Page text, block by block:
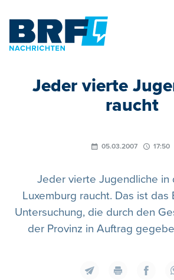
Jeder vierte
raucht
05.03.2007 17:50
Jeder vierte Jugendliche in
Luxemburg raucht. Das ist das
Untersuchung, die durch den
der Provinz in Auftrag